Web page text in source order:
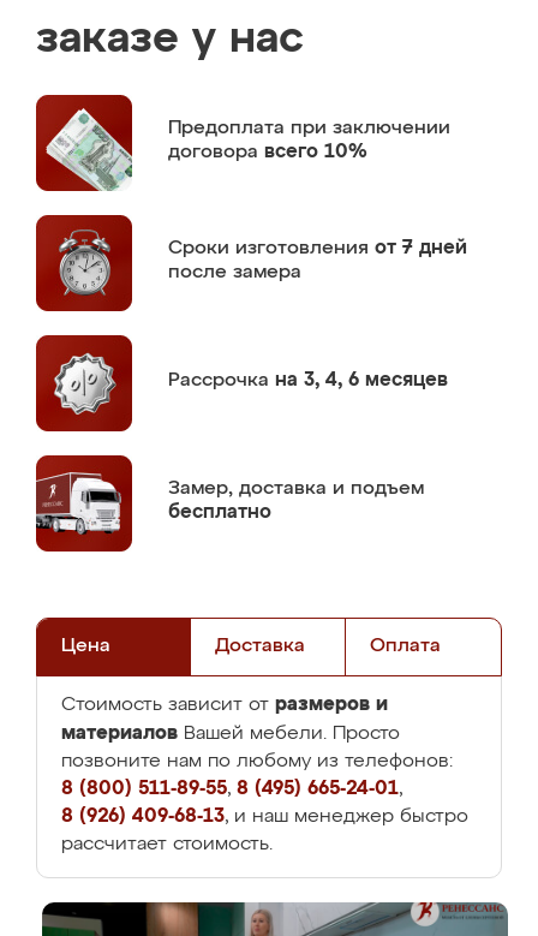
заказе у нас
Предоплата при заключении
договора всего 10%
Сроки изготовления от 7 дней
после замера
Рассрочка на 3, 4, 6 месяцев
Замер, доставка и подъем
бесплатно
Цена Доставка Оплата
Стоимость зависит от размеров и
материалов Вашей мебели. Просто
позвоните нам по любому из телефонов:
8 (800) 511-89-55, 8 (495) 665-24-01,
8 (926) 409-68-13, и наш менеджер быстро
рассчитает стоимость.